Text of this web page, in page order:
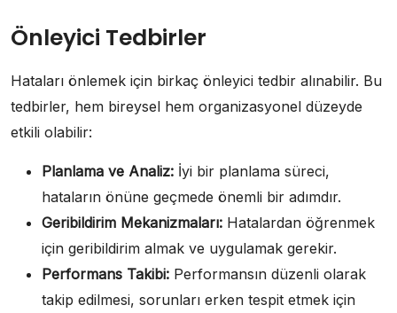
Önleyici Tedbirler
Hataları önlemek için birkaç önleyici tedbir alınabilir. Bu
tedbirler, hem bireysel hem organizasyonel düzeyde
etkili olabilir:
Planlama ve Analiz: İyi bir planlama süreci,
hataların önüne geçmede önemli bir adımdır.
Geribildirim Mekanizmaları: Hatalardan öğrenmek
için geribildirim almak ve uygulamak gerekir.
Performans Takibi: Performansın düzenli olarak
takip edilmesi, sorunları erken tespit etmek için